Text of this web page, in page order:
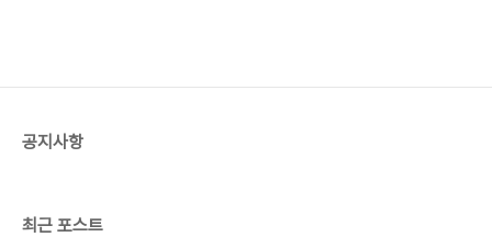
공지사항
최근 포스트